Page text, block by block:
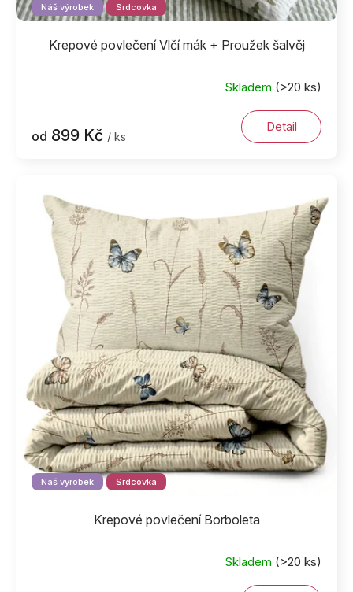
Náš výrobek Srdcovka
Krepové povlečení Vlčí mák + Proužek šalvěj
Skladem (>20 ks)
od 899 Kč / ks
Detail
Náš výrobek Srdcovka
Krepové povlečení Borboleta
Skladem (>20 ks)